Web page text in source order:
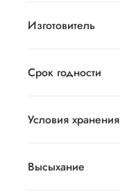
Изготовитель
Срок годности
Условия хранения
Высыхание